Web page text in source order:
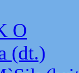
O
(dt.)